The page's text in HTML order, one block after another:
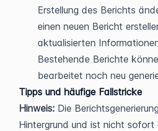
Erstellung des Berichts
einen neuen Bericht
aktualisierten
Bestehende Berichte
bearbeitet noch neu
Tipps und häufige Fallstricke
Hinweis: Die
Hintergrund und ist nicht sofort